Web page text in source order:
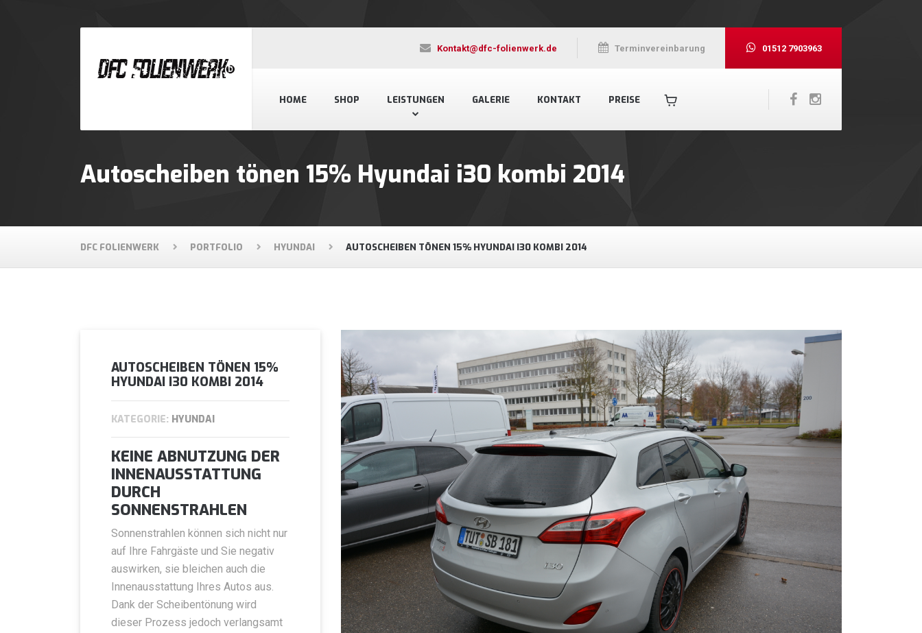
HOME SHOP LEISTUNGEN GALERIE KONTAKT PREISE
Kontakt@dfc-folienwerk.de Terminvereinbarung 01512 7903963
Autoscheiben tönen 15% Hyundai i30 kombi 2014
DFC FOLIENWERK PORTFOLIO HYUNDAI AUTOSCHEIBEN TÖNEN 15% HYUNDAI I30 KOMBI 2014
AUTOSCHEIBEN TÖNEN 15%
HYUNDAI I30 KOMBI 2014
KATEGORIE: HYUNDAI
KEINE ABNUTZUNG DER
INNENAUSSTATTUNG
DURCH
SONNENSTRAHLEN
Sonnenstrahlen können sich nicht nur
auf Ihre Fahrgäste und Sie negativ
auswirken, sie bleichen auch die
Innenausstattung Ihres Autos aus.
Dank der Scheibentönung wird
dieser Prozess jedoch verlangsamt